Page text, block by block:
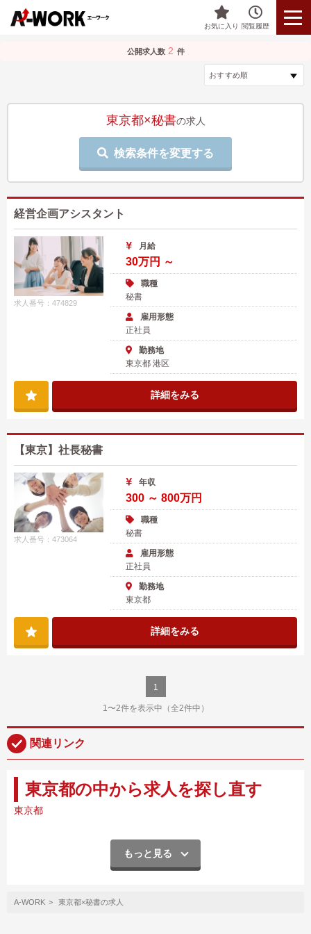
お気に入り 閲覧履歴
公開求人数 2 件
東京都×秘書の求人
検索条件を変更する
経営企画アシスタント
求人番号：474829
月給
30万円 ～
職種
秘書
雇用形態
正社員
勤務地
東京都 港区
詳細をみる
【東京】社長秘書
求人番号：473064
年収
300 ～ 800万円
職種
秘書
雇用形態
正社員
勤務地
東京都
詳細をみる
1
1〜2件を表示中（全2件中）
関連リンク
東京都の中から求人を探し直す
東京都
もっと見る
A-WORK 東京都×秘書の求人